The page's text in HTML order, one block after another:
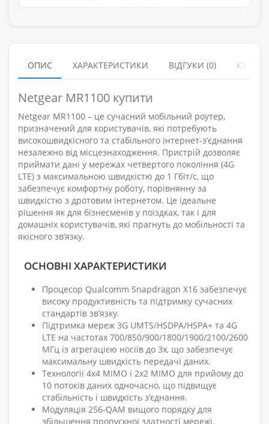
ОПИС ХАРАКТЕРИСТИКИ ВІДГУКИ (0)
Netgear MR1100 купити
Netgear MR1100 – це сучасний мобільний роутер,
призначений для користувачів, які потребують
високошвидкісного та стабільного інтернет-з’єднання
незалежно від місцезнаходження. Пристрій дозволяє
приймати дані у мережах четвертого покоління (4G
LTE) з максимальною швидкістю до 1 Гбіт/с, що
забезпечує комфортну роботу, порівнянну за
швидкістю з дротовим інтернетом. Це ідеальне
рішення як для бізнесменів у поїздках, так і для
домашніх користувачів, які прагнуть до мобільності та
якісного зв’язку.
ОСНОВНІ ХАРАКТЕРИСТИКИ
Процесор Qualcomm Snapdragon X16 забезпечує
високу продуктивність та підтримку сучасних
стандартів зв’язку.
Підтримка мереж 3G UMTS/HSDPA/HSPA+ та 4G
LTE на частотах 700/850/900/1800/1900/2100/2600
МГц із агрегацією носіїв до 3x, що забезпечує
максимальну швидкість передачі даних.
Технології 4x4 MIMO і 2x2 MIMO для прийому до
10 потоків даних одночасно, що підвищує
стабільність і швидкість з’єднання.
Модуляція 256-QAM вищого порядку для
збільшення пропускної здатності мережі.